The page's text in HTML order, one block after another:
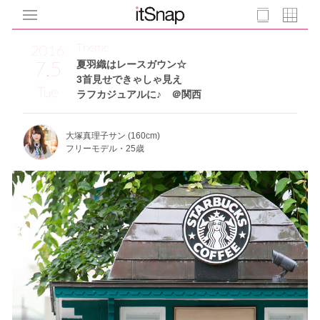
2016
7.5
Tue
夏羽織はレースガウン☆
3首見せできゃしゃ見え
ラフカジュアルに♪ ＠関西
Theme
大塚真理子サン (160cm)
フリーモデル・25歳